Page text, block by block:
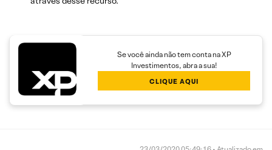
Se você ainda não tem conta na XP
Investimentos, abra a sua!
CLIQUE AQUI